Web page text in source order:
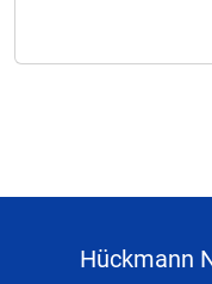
Hückmann